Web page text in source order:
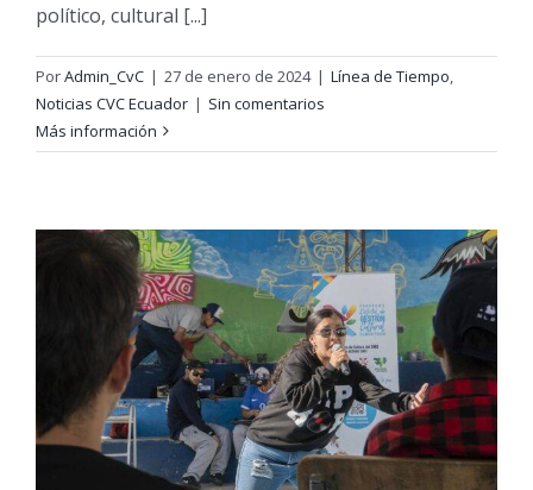
político, cultural [...]
PorAdmin_CvC | 27 de enero de 2024 | Línea de Tiempo,
Noticias CVC Ecuador | Sin comentarios
Más información